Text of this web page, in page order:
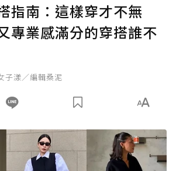
指南：這樣穿才不無
專業感滿分的穿搭誰不
子漾／編輯桑泥